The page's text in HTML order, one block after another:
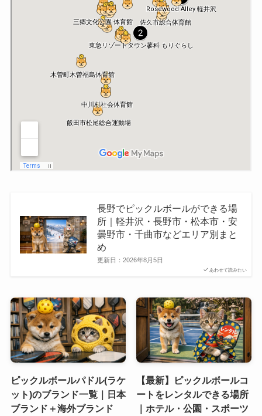
あわせて読みたい
長野でピックルボールができる場
所｜軽井沢・長野市・松本市・安
曇野市・千曲市などエリア別まと
め
更新日： 2026年8月5日
ピックルボールパドル(ラケ
ット)のブランド一覧｜日本
ブランド＋海外ブランド
【最新】ピックルボールコ
ートをレンタルできる場所
｜ホテル・公園・スポーツ